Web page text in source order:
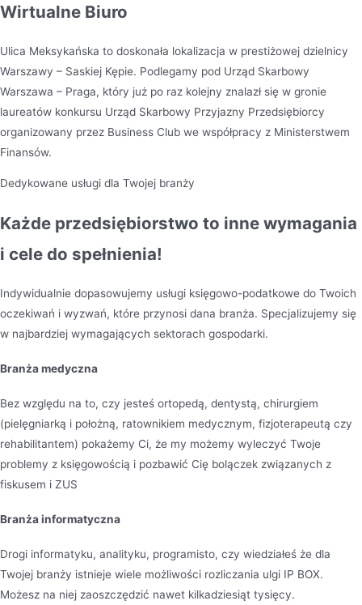
Wirtualne Biuro
Ulica Meksykańska to doskonała lokalizacja w prestiżowej dzielnicy
Warszawy – Saskiej Kępie. Podlegamy pod Urząd Skarbowy
Warszawa – Praga, który już po raz kolejny znalazł się w gronie
laureatów konkursu Urząd Skarbowy Przyjazny Przedsiębiorcy
organizowany przez Business Club we współpracy z Ministerstwem
Finansów.
Dedykowane usługi dla Twojej branży
Każde przedsiębiorstwo to inne wymagania
i cele do spełnienia!
Indywidualnie dopasowujemy usługi księgowo-podatkowe do Twoich
oczekiwań i wyzwań, które przynosi dana branża. Specjalizujemy się
w najbardziej wymagających sektorach gospodarki.
Branża medyczna
Bez względu na to, czy jesteś ortopedą, dentystą, chirurgiem
(pielęgniarką i położną, ratownikiem medycznym, fizjoterapeutą czy
rehabilitantem) pokażemy Ci, że my możemy wyleczyć Twoje
problemy z księgowością i pozbawić Cię bolączek związanych z
fiskusem i ZUS
Branża informatyczna
Drogi informatyku, analityku, programisto, czy wiedziałeś że dla
Twojej branży istnieje wiele możliwości rozliczania ulgi IP BOX.
Możesz na niej zaoszczędzić nawet kilkadziesiąt tysięcy.